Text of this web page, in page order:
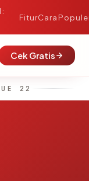
FiturCara
Cek Gratis
22